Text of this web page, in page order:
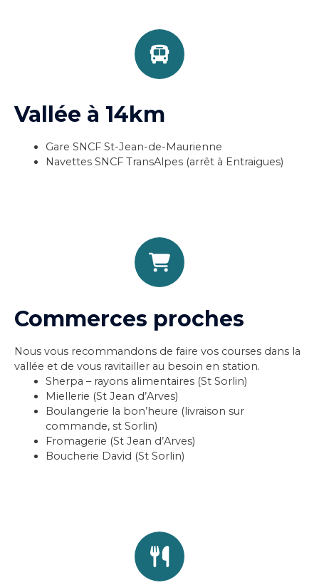
Vallée à 14km
Gare SNCF St-Jean-de-Maurienne
Navettes SNCF TransAlpes (arrêt à Entraigues)
Commerces proches
Nous vous recommandons de faire vos courses dans la
vallée et de vous ravitailler au besoin en station.
Sherpa – rayons alimentaires (St Sorlin)
Miellerie (St Jean d’Arves)
Boulangerie la bon’heure (livraison sur
commande, st Sorlin)
Fromagerie (St Jean d’Arves)
Boucherie David (St Sorlin)